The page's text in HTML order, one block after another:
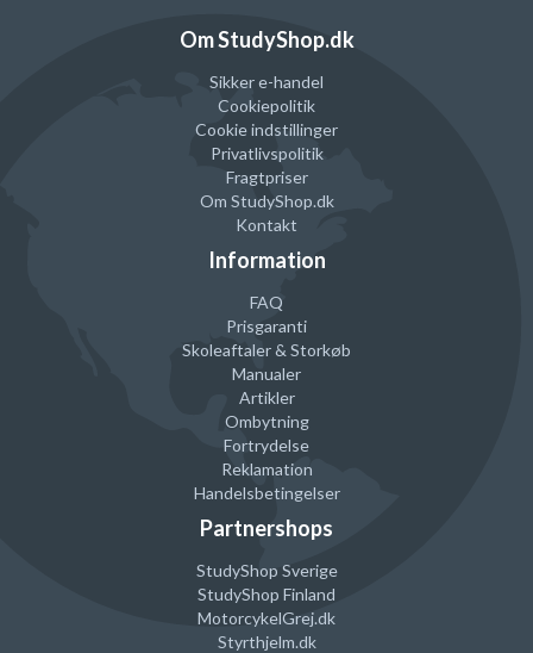
tamperen er en smule mindre end den indvendige diameter på
portafilteret, for at kunne passe bedst muligt.
Om StudyShop.dk
Sikker e-handel
Cookiepolitik
Cookie indstillinger
Privatlivspolitik
Fragtpriser
Om StudyShop.dk
Kontakt
Information
FAQ
Prisgaranti
Skoleaftaler & Storkøb
Manualer
Artikler
Ombytning
Fortrydelse
Reklamation
Handelsbetingelser
Partnershops
StudyShop Sverige
StudyShop Finland
MotorcykelGrej.dk
Styrthjelm.dk